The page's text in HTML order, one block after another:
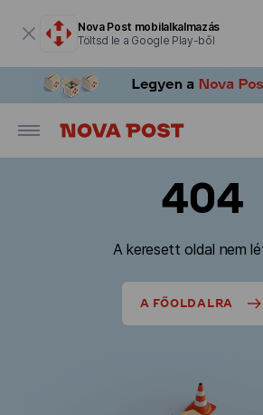
Nova Post mobilalkalmazás
Töltsd le a Google Play-ből
404
A keresett oldal nem
A FŐOLDALRA